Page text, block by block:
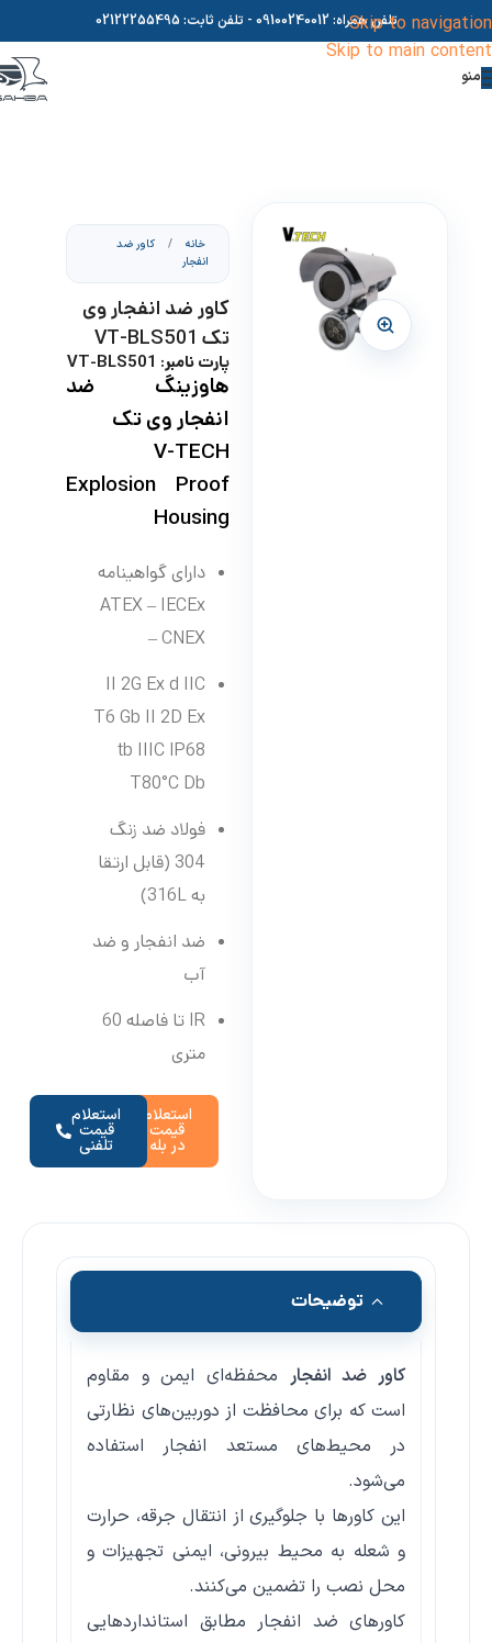
Skip to navigation
Skip to main content
تلفن همراه: 09100240012 - تلفن ثابت: 02122255495
منو
خانه /
کاور ضد
انفجار
کاور ضد انفجار وی
تک VT-BLS501
پارت نامبر: VT-BLS501
هاوزینگ ضد
انفجار وی تک
V-TECH
Explosion Proof
Housing
دارای گواهینامه
ATEX – IECEx
– CNEX
II 2G Ex d IIC
T6 Gb II 2D Ex
tb IIIC IP68
T80°C Db
فولاد ضد زنگ
304 (قابل ارتقا
به 316L)
ضد انفجار و ضد
آب
IR تا فاصله 60
متری
استعلام
قیمت
در بله
استعلام
قیمت
تلفنی
توضیحات
کاور ضد انفجار محفظه‌ای ایمن و مقاوم
است که برای محافظت از دوربین‌های نظارتی
در محیط‌های مستعد انفجار استفاده
می‌شود.
این کاورها با جلوگیری از انتقال جرقه، حرارت
و شعله به محیط بیرونی، ایمنی تجهیزات و
محل نصب را تضمین می‌کنند.
کاورهای ضد انفجار مطابق استانداردهایی